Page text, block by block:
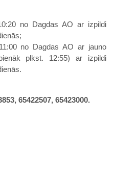
no Dagdas AO ar izpildi
no Dagdas AO ar jauno
plkst. 12:55) ar izpildi
65422507, 65423000.